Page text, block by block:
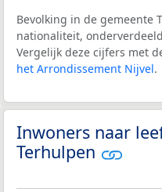
Bevolking in de gemeente
nationaliteit,
Vergelijk deze cijfers met
het Arrondissement Nijvel.
Inwoners naar
Terhulpen